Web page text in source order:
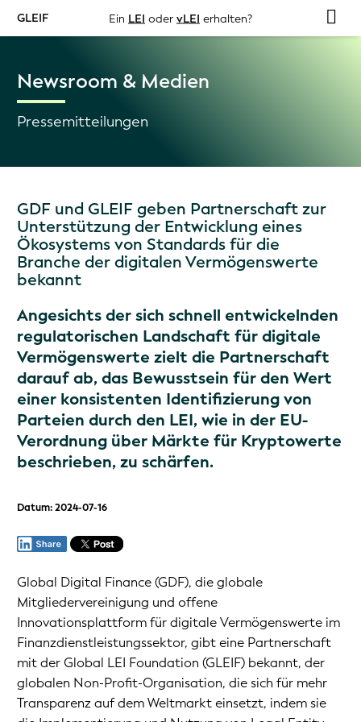
GLEIF Ein LEI oder vLEI erhalten?
Newsroom & Medien
Pressemitteilungen
GDF und GLEIF geben Partnerschaft zur
Unterstützung der Entwicklung eines
Ökosystems von Standards für die
Branche der digitalen Vermögenswerte
bekannt
Angesichts der sich schnell entwickelnden
regulatorischen Landschaft für digitale
Vermögenswerte zielt die Partnerschaft
darauf ab, das Bewusstsein für den Wert
einer konsistenten Identifizierung von
Parteien durch den LEI, wie in der EU-
Verordnung über Märkte für Kryptowerte
beschrieben, zu schärfen.
Datum: 2024-07-16
Global Digital Finance (GDF), die globale
Mitgliedervereinigung und offene
Innovationsplattform für digitale Vermögenswerte im
Finanzdienstleistungssektor, gibt eine Partnerschaft
mit der Global LEI Foundation (GLEIF) bekannt, der
globalen Non-Profit-Organisation, die sich für mehr
Transparenz auf dem Weltmarkt einsetzt, indem sie